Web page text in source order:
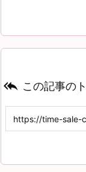
 この記事の